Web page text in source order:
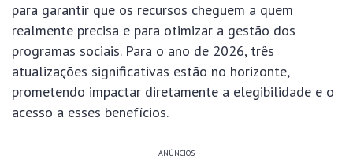
para garantir que os recursos cheguem a quem
realmente precisa e para otimizar a gestão dos
programas sociais. Para o ano de 2026, três
atualizações significativas estão no horizonte,
prometendo impactar diretamente a elegibilidade e o
acesso a esses benefícios.
ANÚNCIOS